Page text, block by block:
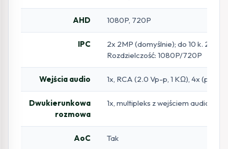
AHD 1080P, 720P
IPC
2x 2MP (domyślnie); do 10 k. 2MP
Rozdzielczość: 1080P/720P
Wejścia audio 1x, RCA (2.0 Vp-p, 1 KΩ), 4x (po
Dwukierunkowa
rozmowa
1x, multipleks z wejściem audio
AoC Tak